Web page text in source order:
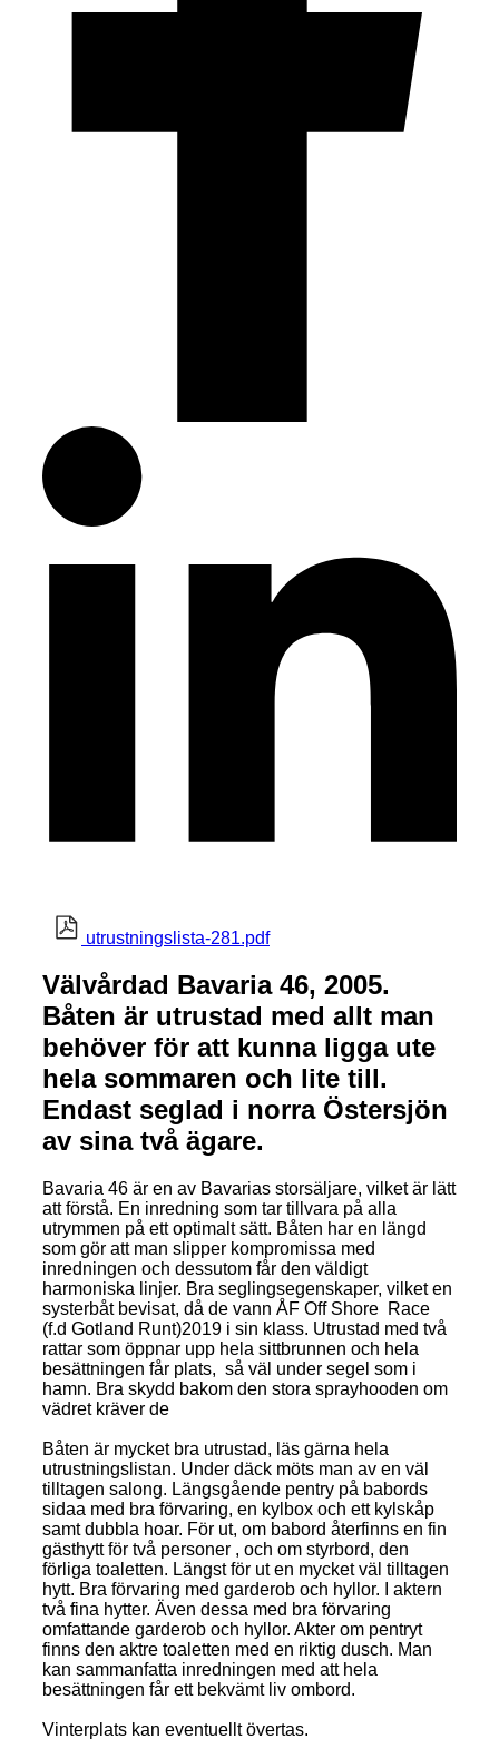
utrustningslista-281.pdf
Välvårdad Bavaria 46, 2005.
Båten är utrustad med allt man
behöver för att kunna ligga ute
hela sommaren och lite till.
Endast seglad i norra Östersjön
av sina två ägare.
Bavaria 46 är en av Bavarias storsäljare, vilket är lätt
att förstå. En inredning som tar tillvara på alla
utrymmen på ett optimalt sätt. Båten har en längd
som gör att man slipper kompromissa med
inredningen och dessutom får den väldigt
harmoniska linjer. Bra seglingsegenskaper, vilket en
systerbåt bevisat, då de vann ÅF Off Shore Race
(f.d Gotland Runt)2019 i sin klass. Utrustad med två
rattar som öppnar upp hela sittbrunnen och hela
besättningen får plats, så väl under segel som i
hamn. Bra skydd bakom den stora sprayhooden om
vädret kräver de
Båten är mycket bra utrustad, läs gärna hela
utrustningslistan. Under däck möts man av en väl
tilltagen salong. Längsgående pentry på babords
sidaa med bra förvaring, en kylbox och ett kylskåp
samt dubbla hoar. För ut, om babord återfinns en fin
gästhytt för två personer , och om styrbord, den
förliga toaletten. Längst för ut en mycket väl tilltagen
hytt. Bra förvaring med garderob och hyllor. I aktern
två fina hytter. Även dessa med bra förvaring
omfattande garderob och hyllor. Akter om pentryt
finns den aktre toaletten med en riktig dusch. Man
kan sammanfatta inredningen med att hela
besättningen får ett bekvämt liv ombord.
Vinterplats kan eventuellt övertas.